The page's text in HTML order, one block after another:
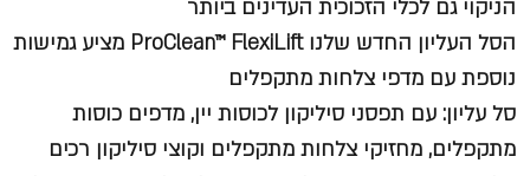
הניקוי גם לכלי הזכוכית העדינים ביותר
הסל העליון החדש שלנו ProClean™ FlexiLift מציע גמישות
נוספת עם מדפי צלחות מתקפלים
סל עליון: עם תפסני סיליקון לכוסות יין, מדפים כוסות
מתקפלים, מחזיקי צלחות מתקפלים וקוצי סיליקון רכים